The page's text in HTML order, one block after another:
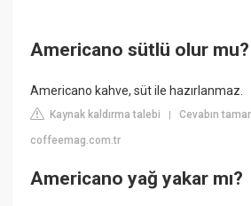
Americano sütlü olur mu?
Americano kahve, süt ile hazırlanmaz.
Kaynak kaldırma talebi |Cevabın
coffeemag.com.tr
Americano yağ yakar mı?